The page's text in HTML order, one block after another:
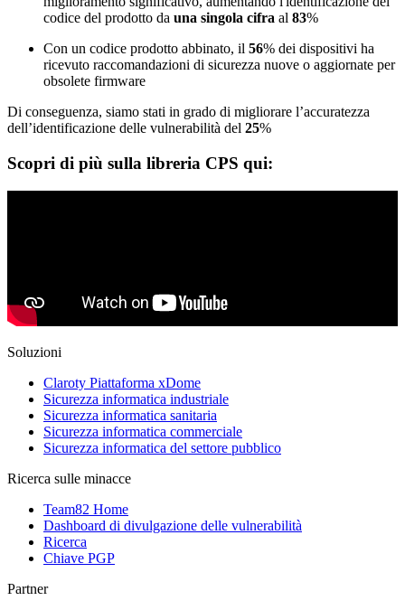
codice del prodotto da una singola cifra al 83%
Con un codice prodotto abbinato, il 56% dei dispositivi ha
ricevuto raccomandazioni di sicurezza nuove o aggiornate per
obsolete firmware
Di conseguenza, siamo stati in grado di migliorare l’accuratezza
dell’identificazione delle vulnerabilità del 25%
Scopri di più sulla libreria CPS qui:
Soluzioni
Claroty Piattaforma xDome
Sicurezza informatica industriale
Sicurezza informatica sanitaria
Sicurezza informatica commerciale
Sicurezza informatica del settore pubblico
Ricerca sulle minacce
Team82 Home
Dashboard di divulgazione delle vulnerabilità
Ricerca
Chiave PGP
Partner